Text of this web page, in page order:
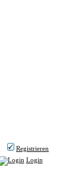
Registrieren
Login